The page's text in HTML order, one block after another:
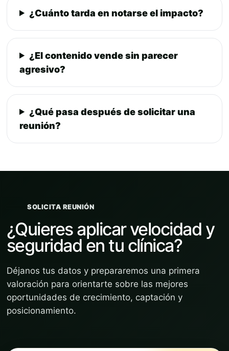
¿Cuánto tarda en notarse el impacto?
¿El contenido vende sin parecer
agresivo?
¿Qué pasa después de solicitar una
reunión?
SOLICITA REUNIÓN
¿Quieres aplicar velocidad y
seguridad en tu clínica?
Déjanos tus datos y prepararemos una primera
valoración para orientarte sobre las mejores
oportunidades de crecimiento, captación y
posicionamiento.